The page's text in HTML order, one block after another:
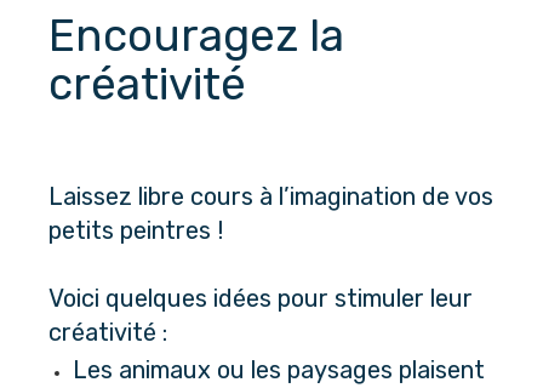
Encouragez la
créativité
Laissez libre cours à l’imagination de vos
petits peintres !
Voici quelques idées pour stimuler leur
créativité :
Les animaux ou les paysages plaisent